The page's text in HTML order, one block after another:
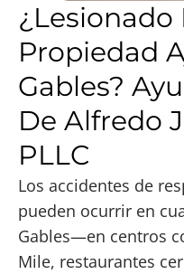
¿Lesionado
Propiedad
Gables?
De Alfredo
PLLC
Los accidentes de
pueden ocurrir en
Gables—en centros
Mile, restaurantes